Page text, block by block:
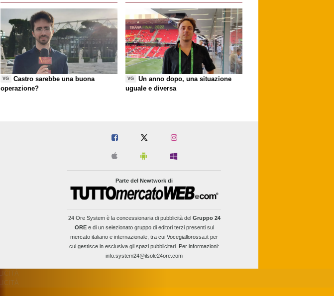
VG
Castro sarebbe una buona
operazione?
VG
Un anno dopo, una situazione
uguale e diversa
Parte del Newtwork di
24 Ore Systemè la concessionaria di pubblicità del Gruppo 24
OREe di un selezionato gruppo di editori terzi presenti sul
mercato italiano e internazionale, tra cui Vocegiallorossa.it per
cui gestisce in esclusiva gli spazi pubblicitari. Per informazioni:
info.system24@ilsole24ore.com